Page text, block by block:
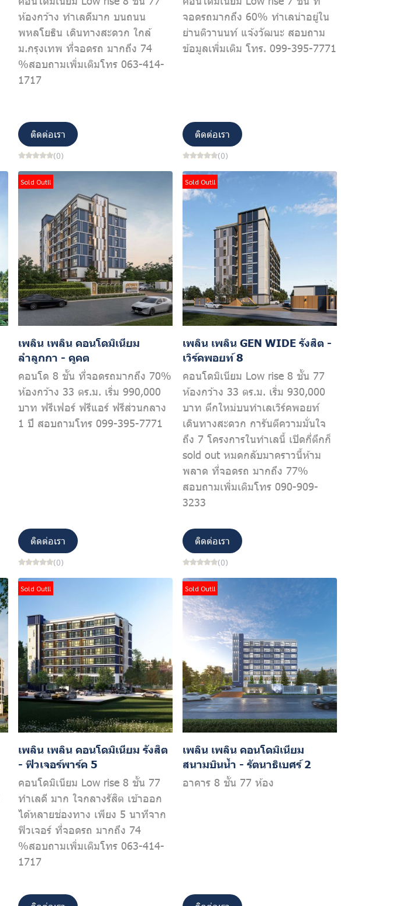
ห้องกว้าง ทำเลดีมาก บนถนน
พหลโยธิน เดินทางสะดวก ใกล้
ม.กรุงเทพ ที่จอดรถ มากถึง 74
%สอบถามเพิ่มเติมโทร 063-414-
1717
ติดต่อเรา
(0)
จอดรถมากถึง 60% ทำเลน่าอยู่ใน
ย่านติวานนท์ แจ้งวัฒนะ สอบถาม
ข้อมูลเพิ่มเติม โทร. 099-395-7771
ติดต่อเรา
(0)
Sold Out!!
เพลิน เพลิน คอนโดมิเนียม
ลำลูกกา - คูคต
คอนโด 8 ชั้น ที่จอดรถมากถึง 70%
ห้องกว้าง 33 ตร.ม. เริ่ม 990,000
บาท ฟรีเฟอร์ ฟรีแอร์ ฟรีส่วนกลาง
1 ปี สอบถามโทร 099-395-7771
ติดต่อเรา
(0)
Sold Out!!
เพลิน เพลิน GEN WIDE รังสิต -
เวิร์คพอยท์ 8
คอนโดมิเนียม Low rise 8 ชั้น 77
ห้องกว้าง 33 ตร.ม. เริ่ม 930,000
บาท ตึกใหม่บนทำเลเวิร์คพอยท์
เดินทางสะดวก การันตีความมั่นใจ
ถึง 7 โครงการในทำเลนี้ เปิดกี่ตึกก็
sold out หมดกลับมาคราวนี้ห้าม
พลาด ที่จอดรถ มากถึง 77%
สอบถามเพิ่มเติมโทร 090-909-
3233
ติดต่อเรา
(0)
Sold Out!!
เพลิน เพลิน คอนโดมิเนียม รังสิต
- ฟิวเจอร์พาร์ค 5
คอนโดมิเนียม Low rise 8 ชั้น 77
ทำเลดี มาก ใจกลางรัสิต เข้าออก
ได้หลายช่องทาง เพียง 5 นาทีจาก
ฟิวเจอร์ ที่จอดรถ มากถึง 74
%สอบถามเพิ่มเติมโทร 063-414-
1717
Sold Out!!
เพลิน เพลิน คอนโดมิเนียม
สนามบินน้ำ - รัตนาธิเบศร์ 2
อาคาร 8 ชั้น 77 ห้อง